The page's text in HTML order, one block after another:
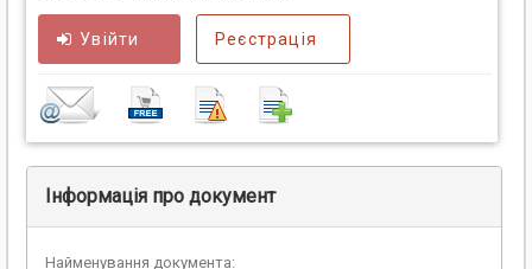
Увійти Реєстрація
Інформація про документ
Найменування документа: